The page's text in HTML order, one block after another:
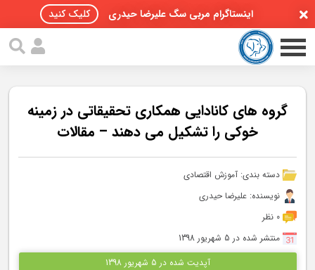
اینستاگرام مربی سگ علیرضا حیدری کلیک کنید
صفحه اصلی
مقالات سگ ها
پادکست سگ ها
سمینار تهران 96
گروه های کانادایی همکاری تحقیقاتی در زمینه
خوکی را تشکیل می دهند – مقالات
دسته بندی:آموزش اقتصادی
نویسنده: علیرضا حیدری
0 نظر
منتشر شده در 5 شهریور 1398
آپدیت شده در 5 شهریور 1398